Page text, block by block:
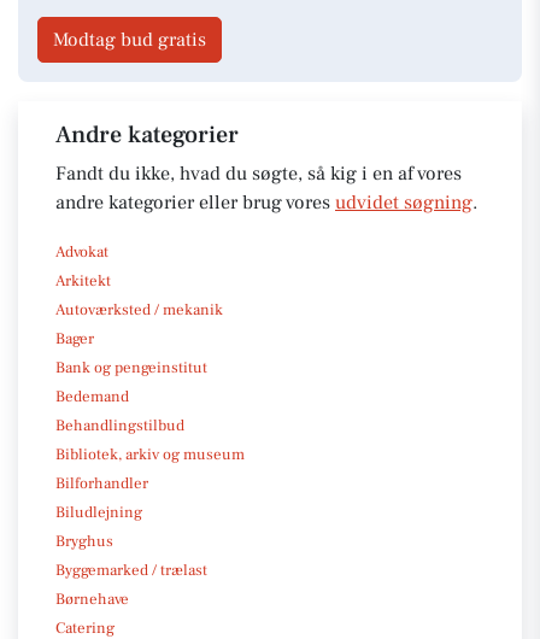
Modtag bud gratis
Andre kategorier
Fandt du ikke, hvad du søgte, så kig i en af vores
andre kategorier eller brug vores udvidet søgning.
Advokat
Arkitekt
Autoværksted / mekanik
Bager
Bank og pengeinstitut
Bedemand
Behandlingstilbud
Bibliotek, arkiv og museum
Bilforhandler
Biludlejning
Bryghus
Byggemarked / trælast
Børnehave
Catering